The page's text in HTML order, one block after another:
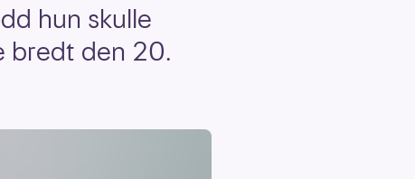
hun skulle
bredt den 20.